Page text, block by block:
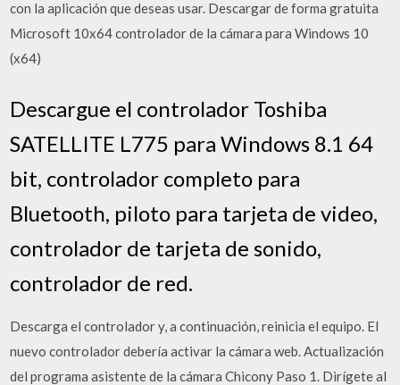
con la aplicación que deseas usar. Descargar de forma gratuita
Microsoft 10x64 controlador de la cámara para Windows 10
(x64)
Descargue el controlador Toshiba
SATELLITE L775 para Windows 8.1 64
bit, controlador completo para
Bluetooth, piloto para tarjeta de video,
controlador de tarjeta de sonido,
controlador de red.
Descarga el controlador y, a continuación, reinicia el equipo. El
nuevo controlador debería activar la cámara web. Actualización
del programa asistente de la cámara Chicony Paso 1. Dirígete al